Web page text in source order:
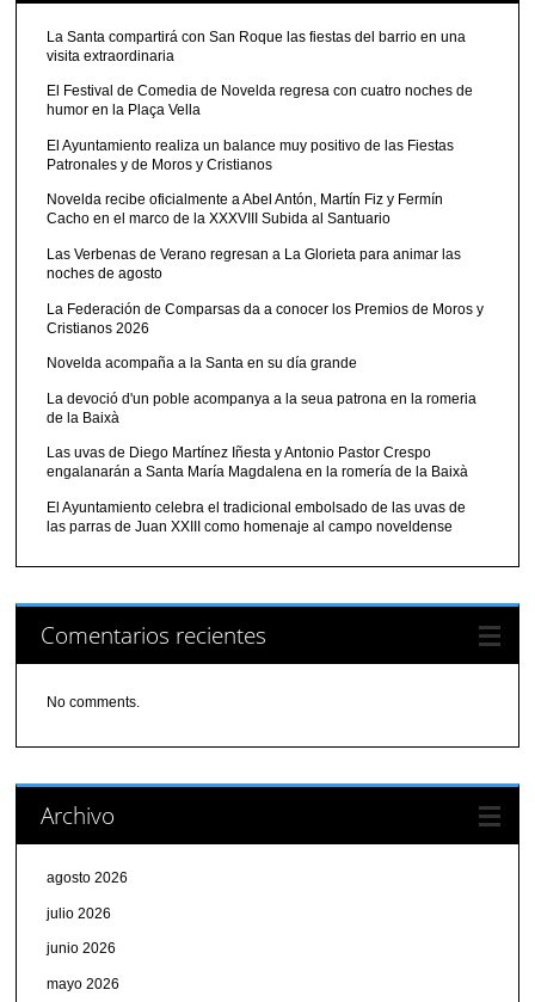
La Santa compartirá con San Roque las fiestas del barrio en una
visita extraordinaria
El Festival de Comedia de Novelda regresa con cuatro noches de
humor en la Plaça Vella
El Ayuntamiento realiza un balance muy positivo de las Fiestas
Patronales y de Moros y Cristianos
Novelda recibe oficialmente a Abel Antón, Martín Fiz y Fermín
Cacho en el marco de la XXXVIII Subida al Santuario
Las Verbenas de Verano regresan a La Glorieta para animar las
noches de agosto
La Federación de Comparsas da a conocer los Premios de Moros y
Cristianos 2026
Novelda acompaña a la Santa en su día grande
La devoció d'un poble acompanya a la seua patrona en la romeria
de la Baixà
Las uvas de Diego Martínez Iñesta y Antonio Pastor Crespo
engalanarán a Santa María Magdalena en la romería de la Baixà
El Ayuntamiento celebra el tradicional embolsado de las uvas de
las parras de Juan XXIII como homenaje al campo noveldense
Comentarios recientes
No comments.
Archivo
agosto 2026
julio 2026
junio 2026
mayo 2026